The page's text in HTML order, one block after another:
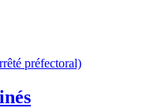
préfectoral)